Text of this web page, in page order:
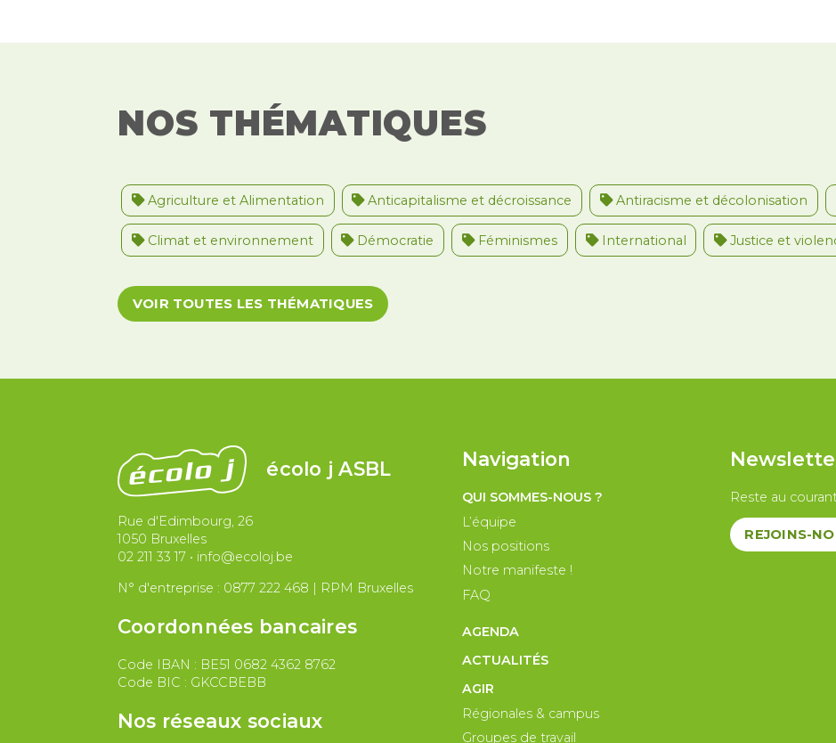
NOS THÉMATIQUES
Agriculture et Alimentation Anticapitalisme et décroissance Antiracisme et décolonisation
Climat et environnement Démocratie Féminismes International Justice et
VOIR TOUTES LES THÉMATIQUES
écolo j ASBL
Rue d'Edimbourg, 26
1050 Bruxelles
02 211 33 17 • info@ecoloj.be
N° d'entreprise : 0877 222 468 | RPM Bruxelles
Coordonnées bancaires
Code IBAN : BE51 0682 4362 8762
Code BIC : GKCCBEBB
Nos réseaux sociaux
Navigation
QUI SOMMES-NOUS ?
L’équipe
Nos positions
Notre manifeste !
FAQ
AGENDA
ACTUALITÉS
AGIR
Régionales & campus
Groupes de travail
Reste au
REJOINS-